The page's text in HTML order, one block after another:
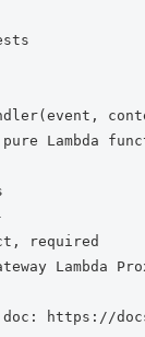
Lambda
required
Lambda
https://